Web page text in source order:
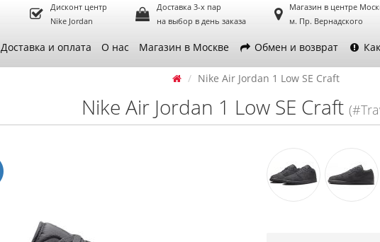
Дисконт центр
Nike Jordan
Доставка 3-х пар
на выбор в день заказа
Магазин в центре
м. Пр. Вернадского
Доставка и оплата О нас Магазин в Москве Обмен и возврат
Nike Air Jordan 1 Low SE Craft
Nike Air Jordan 1 Low SE Craft